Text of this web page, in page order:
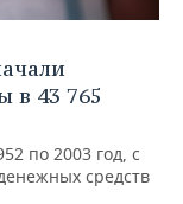
в 43 765
по 2003 год, с
средств